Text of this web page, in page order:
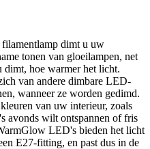
dimt u uw
tonen van gloeilampen, net
dimt, hoe warmer het licht.
van andere dimbare LED-
wanneer ze worden gedimd.
van uw interieur, zoals
avonds wilt ontspannen of fris
LED's bieden het licht
E27-fitting, en past dus in de